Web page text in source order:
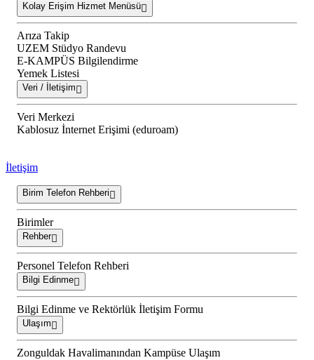
Kolay Erişim Hizmet Menüsü
Arıza Takip
UZEM Stüdyo Randevu
E-KAMPÜS Bilgilendirme
Yemek Listesi
Veri / İletişim
Veri Merkezi
Kablosuz İnternet Erişimi (eduroam)
İletişim
Birim Telefon Rehberi
Birimler
Rehber
Personel Telefon Rehberi
Bilgi Edinme
Bilgi Edinme ve Rektörlük İletişim Formu
Ulaşım
Zonguldak Havalimanından Kampüse Ulaşım